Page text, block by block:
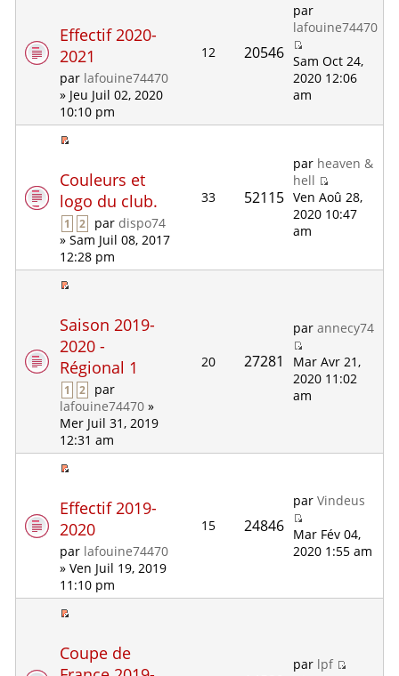
Effectif 2020-
2021
par lafouine74470
» Jeu Juil 02, 2020
10:10 pm
12 20546
par
lafouine74470
Sam Oct 24,
2020 12:06
am
Couleurs et
logo du club.
1 2 pardispo74
» Sam Juil 08, 2017
12:28 pm
33 52115
par heaven &
hell
Ven Aoû 28,
2020 10:47
am
Saison 2019-
2020 -
Régional 1
1 2
par
lafouine74470 »
Mer Juil 31, 2019
12:31 am
20 27281
parannecy74
Mar Avr 21,
2020 11:02
am
Effectif 2019-
2020
par lafouine74470
» Ven Juil 19, 2019
11:10 pm
15 24846
parVindeus
Mar Fév 04,
2020 1:55 am
Coupe de
par lpf